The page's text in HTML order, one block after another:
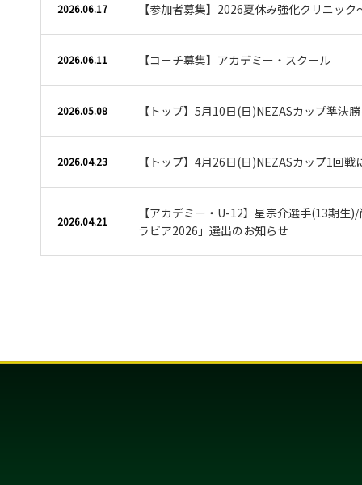
2026.06.17 【参加者募集】2026夏休み強化クリニッ
2026.06.11 【コーチ募集】アカデミー・スクール
2026.05.08 【トップ】5月10日(日)NEZASカップ準決
2026.04.23 【トップ】4月26日(日)NEZASカップ1回戦
2026.04.21
【アカデミー・U-12】星宗介選手(13期生
ラビア2026」選出のお知らせ